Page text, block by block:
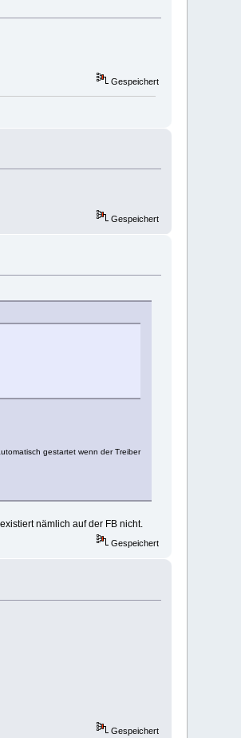
Gespeichert
Gespeichert
gestartet wenn der Treiber
nämlich auf der FB nicht.
Gespeichert
Gespeichert